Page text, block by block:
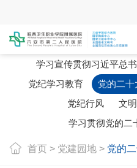
党建
学习宣传贯彻习近平总
党纪学习教育
党的二十
党纪行风
文
学习贯彻党的二
首页 > 党建园地 > 党的